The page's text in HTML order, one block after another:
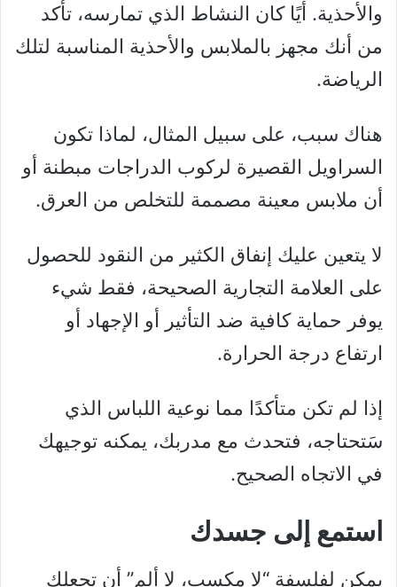
والأحذية. أيًا كان النشاط الذي تمارسه، تأكد
من أنك مجهز بالملابس والأحذية المناسبة لتلك
الرياضة.
هناك سبب، على سبيل المثال، لماذا تكون
السراويل القصيرة لركوب الدراجات مبطنة أو
أن ملابس معينة مصممة للتخلص من العرق.
لا يتعين عليك إنفاق الكثير من النقود للحصول
على العلامة التجارية الصحيحة، فقط شيء
يوفر حماية كافية ضد التأثير أو الإجهاد أو
ارتفاع درجة الحرارة.
إذا لم تكن متأكدًا مما نوعية اللباس الذي
سَتحتاجه، فتحدث مع مدربك، يمكنه توجيهك
في الاتجاه الصحيح.
استمع إلى جسدك
يمكن لفلسفة “لا مكسب، لا ألم” أن تجعلك